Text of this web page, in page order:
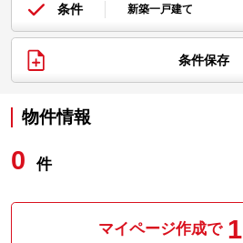
条件 新築一戸建て
条件保存
物件情報
0 件
マイページ作成で 1